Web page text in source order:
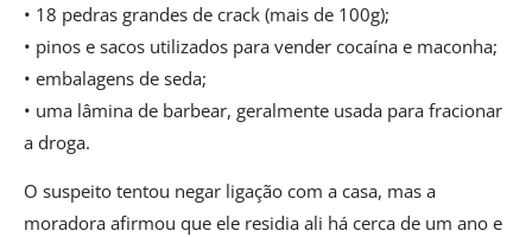
• 18 pedras grandes de crack (mais de 100g);
• pinos e sacos utilizados para vender cocaína e maconha;
• embalagens de seda;
• uma lâmina de barbear, geralmente usada para fracionar
a droga.
O suspeito tentou negar ligação com a casa, mas a
moradora afirmou que ele residia ali há cerca de um ano e